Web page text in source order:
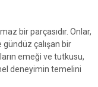
bir parçasıdır. Onlar,
çalışan bir
emeği ve tutkusu,
deneyimin temelini